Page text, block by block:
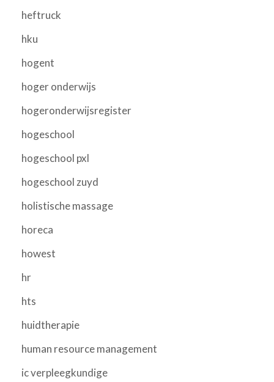
heftruck
hku
hogent
hoger onderwijs
hogeronderwijsregister
hogeschool
hogeschool pxl
hogeschool zuyd
holistische massage
horeca
howest
hr
hts
huidtherapie
human resource management
ic verpleegkundige